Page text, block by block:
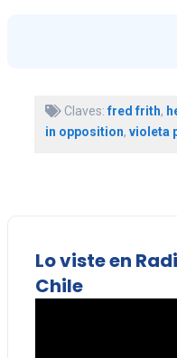
Claves:fred frith,
in opposition, violeta
Lo viste en
Chile